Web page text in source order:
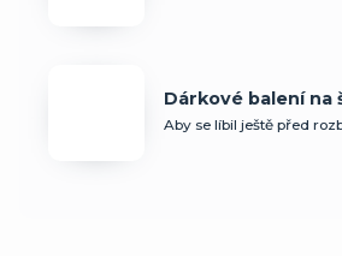
Dárkové balení na
Aby se líbil ještě před